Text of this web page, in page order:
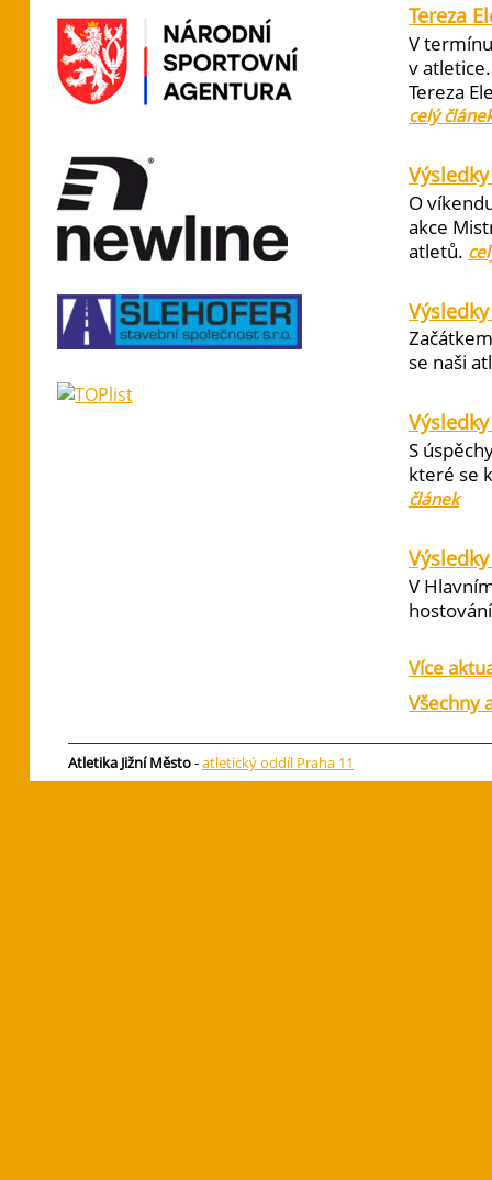
Tereza
V
v
Tereza
celý
O
akce
atletů.
se naši
S
které se
článek
V
Více
Všechny
Atletika Jižní Město-atletický oddíl Praha 11